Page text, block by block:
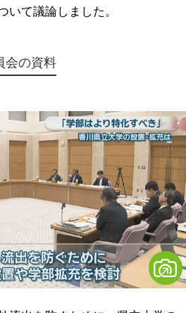
いて議論しました。
会の資料